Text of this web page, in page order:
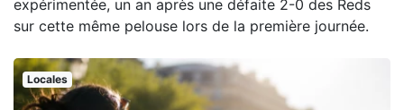
expérimentée, un an après une défaite 2-0 des Reds
sur cette même pelouse lors de la première journée.
Locales